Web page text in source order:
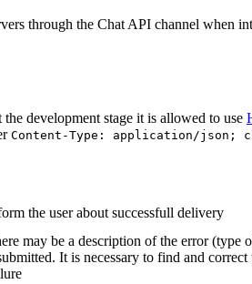
through the Chat API channel when
the development stage it is allowed to use
Content-Type: application/json;
the user about successfull delivery
may be a description of the error (type
It is necessary to find and